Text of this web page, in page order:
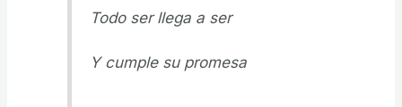
Todo ser llega a ser
Y cumple su promesa